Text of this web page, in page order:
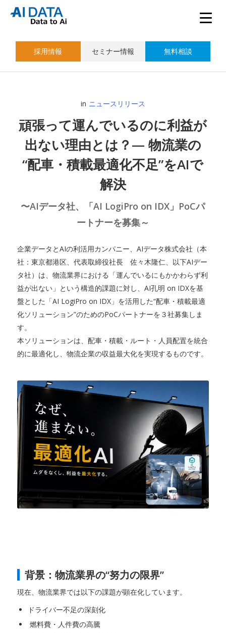
採用情報 セミナー情報 無料相談
in ニュースリリース
頑張って運んでいるのに利益が
出ない理由とは？— 物流業の
“配車・積載最適化不足”をAIで
解決
〜AIデータ社、「AI LogiPro on IDX」PoCパ
ートナーを募集～
企業データとAIの利活用カンパニー、AIデータ株式会社（本
社：東京都港区、代表取締役社長 佐々木隆仁、以下AIデー
タ社）は、物流業界における「運んでいるにもかかわらず利
益が出ない」という構造的課題に対し、AI孔明 on IDXを基
盤とした「AI LogiPro on IDX」を活用した“配車・積載最適
化ソリューション”のためのPoCパートナーを３社募集しま
す。
本ソリューションは、配車・積載・ルート・人員配置を統合
的に最適化し、物流企業の収益最大化を実現するものです。
背景：物流業界の“努力の限界”
現在、物流業界では以下の課題が顕在化しています。
ドライバー不足の深刻化
燃料費・人件費の高騰